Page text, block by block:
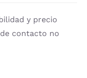
y precio
contacto no